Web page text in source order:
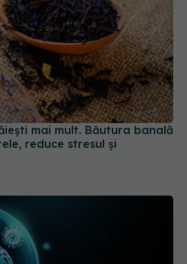
mai mult. Băutura banală
reduce stresul și